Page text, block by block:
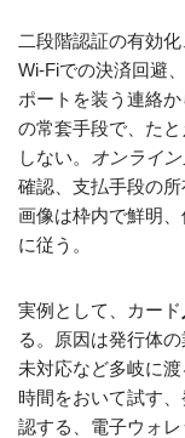
二段階認証の有効
Wi‑Fiでの決済回避
ポートを装う連絡
の常套手段で、た
しない。
オンライ
確認、支払手段の
画像は枠内で鮮明
に従う。
実例として、カード
る。原因は発行体
未対応など多岐に渡
時間をおいて試す
認する、電子ウォ